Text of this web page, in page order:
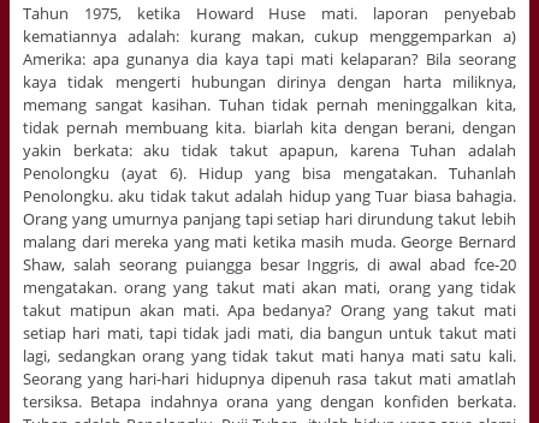
Tahun 1975, ketika Howard Huse mati. laporan penyebab
kematiannya adalah: kurang makan, cukup menggemparkan a)
Amerika: apa gunanya dia kaya tapi mati kelaparan? Bila seorang
kaya tidak mengerti hubungan dirinya dengan harta miliknya,
memang sangat kasihan. Tuhan tidak pernah meninggalkan kita,
tidak pernah membuang kita. biarlah kita dengan berani, dengan
yakin berkata: aku tidak takut apapun, karena Tuhan adalah
Penolongku (ayat 6). Hidup yang bisa mengatakan. Tuhanlah
Penolongku. aku tidak takut adalah hidup yang Tuar biasa bahagia.
Orang yang umurnya panjang tapi setiap hari dirundung takut lebih
malang dari mereka yang mati ketika masih muda. George Bernard
Shaw, salah seorang puiangga besar Inggris, di awal abad fce-20
mengatakan. orang yang takut mati akan mati, orang yang tidak
takut matipun akan mati. Apa bedanya? Orang yang takut mati
setiap hari mati, tapi tidak jadi mati, dia bangun untuk takut mati
lagi, sedangkan orang yang tidak takut mati hanya mati satu kali.
Seorang yang hari-hari hidupnya dipenuh rasa takut mati amatlah
tersiksa. Betapa indahnya orana yang dengan konfiden berkata.